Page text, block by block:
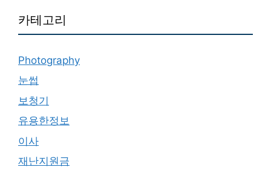
카테고리
Photography
눈썹
보청기
유용한정보
이사
재난지원금